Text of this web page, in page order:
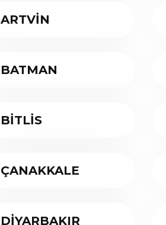
ARTVİN
BATMAN
BİTLİS
ÇANAKKALE
DİYARBAKIR